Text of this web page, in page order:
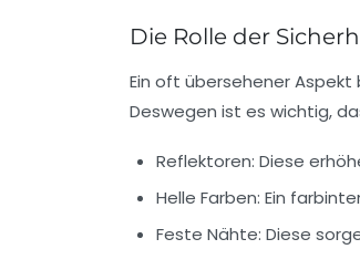
Die Rolle der
Ein oft übersehener
Deswegen ist es wichtig,
Reflektoren: Diese
Helle Farben: Ein
Feste Nähte: Diese